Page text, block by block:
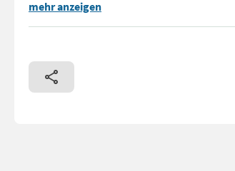
NUGENT Viehanhänger LS4318T SD -
mehr anzeigen